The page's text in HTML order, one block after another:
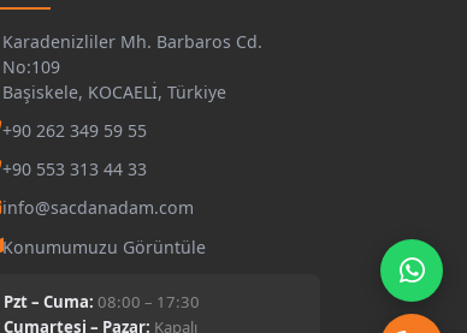
Karadenizliler Mh. Barbaros Cd.
No:109
Başiskele, KOCAELİ, Türkiye
+90 262 349 59 55
+90 553 313 44 33
info@sacdanadam.com
Konumumuzu Görüntüle
Pzt – Cuma: 08:00 – 17:30
Cumartesi – Pazar: Kapalı